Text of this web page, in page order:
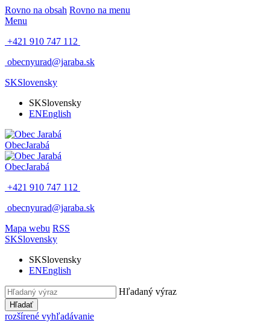
Rovno na obsah Rovno na menu
Menu
+421 910 747 112
obecnyurad@jaraba.sk
SKSlovensky
SKSlovensky
ENEnglish
ObecJarabá
ObecJarabá
+421 910 747 112
obecnyurad@jaraba.sk
Mapa webu RSS
SKSlovensky
SKSlovensky
ENEnglish
Hľadaný výraz
Hľadať
rozšírené vyhľadávanie